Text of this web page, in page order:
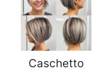
Caschetto